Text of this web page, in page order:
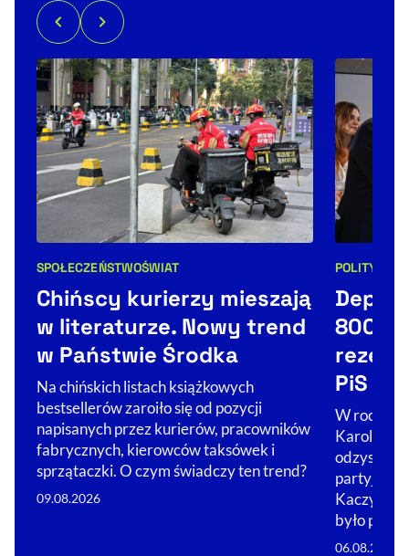
Kategorie artykułu:
SPOŁECZEŃSTWOŚWIAT
Chińscy kurierzy mieszają
w literaturze. Nowy trend
w Państwie Środka
Na chińskich listach książkowych
bestsellerów zaroiło się od pozycji
napisanych przez kurierów, pracowników
fabrycznych, kierowców taksówek i
sprzątaczki. O czym świadczy ten trend?
09.08.2026
POLITYKA
800
PiS
W
Karola
odzyskać
partyjnych
było
06.08.2026